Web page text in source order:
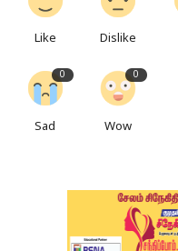
Like Dislike
0
Sad
0
Wow